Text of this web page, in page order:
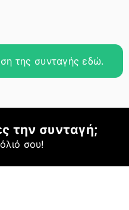
της συνταγής εδώ.
την συνταγή;
σου!